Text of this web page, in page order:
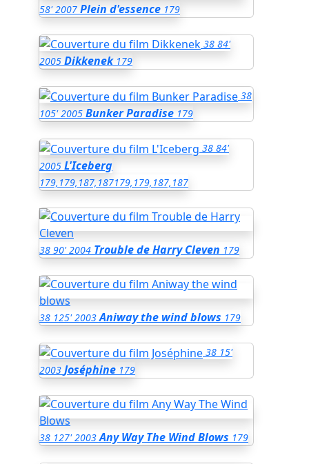
58' 2007 Plein d'essence 179
38 84'
2005 Dikkenek 179
38
105' 2005 Bunker Paradise 179
38 84'
2005 L'Iceberg
179,179,187,187179,179,187,187
38 90' 2004 Trouble de Harry Cleven 179
38 125' 2003 Aniway the wind blows 179
38 15'
2003 Joséphine 179
38 127' 2003 Any Way The Wind Blows 179